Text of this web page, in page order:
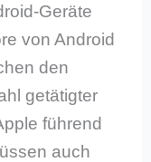
Geräte
von Android
den
getätigter
führend
auch